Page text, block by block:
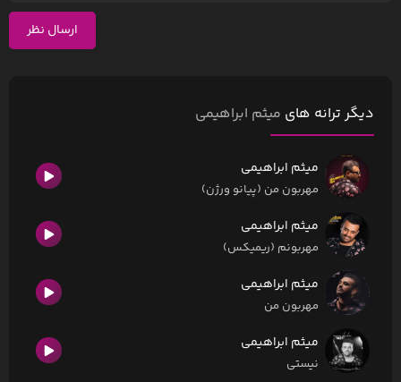
ارسال نظر
دیگر ترانه های میثم ابراهیمی
میثم ابراهیمی
مهربون من (پیانو ورژن)
میثم ابراهیمی
مهربونم (ریمیکس)
میثم ابراهیمی
مهربون من
میثم ابراهیمی
نیستی